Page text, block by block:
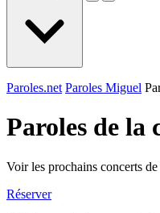
Paroles.net Paroles Miguel
Paroles de la
Voir les prochains concerts
Réserver